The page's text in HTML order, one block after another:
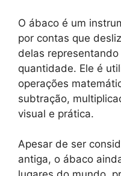
O ábaco é um
por contas que
delas
quantidade. Ele é
operações
subtração,
visual e prática.
Apesar de ser
antiga, o ábaco